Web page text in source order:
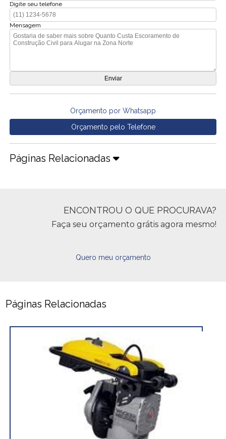
Digite seu telefone
Mensagem
Orçamento por Whatsapp
Orçamento pelo Telefone
Páginas Relacionadas
ENCONTROU O QUE PROCURAVA?
Faça seu orçamento grátis agora mesmo!
Quero meu orçamento
Páginas Relacionadas